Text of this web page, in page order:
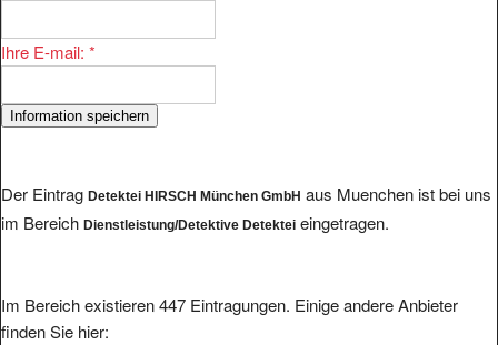
Ihre E-mail: *
Der Eintrag Detektei HIRSCH München GmbH aus Muenchen ist bei uns
im Bereich Dienstleistung/Detektive Detektei eingetragen.
Im Bereich existieren 447 Eintragungen. Einige andere Anbieter
finden Sie hier: